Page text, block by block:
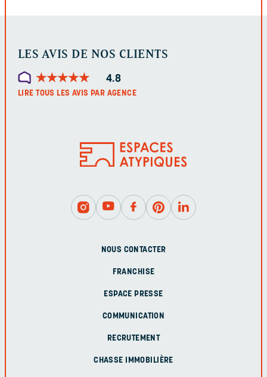
LES AVIS DE NOS CLIENTS
★★★★★
★★★★★ 4.8
LIRE TOUS LES AVIS PAR AGENCE
NOUS CONTACTER
FRANCHISE
ESPACE PRESSE
COMMUNICATION
RECRUTEMENT
CHASSE IMMOBILIÈRE